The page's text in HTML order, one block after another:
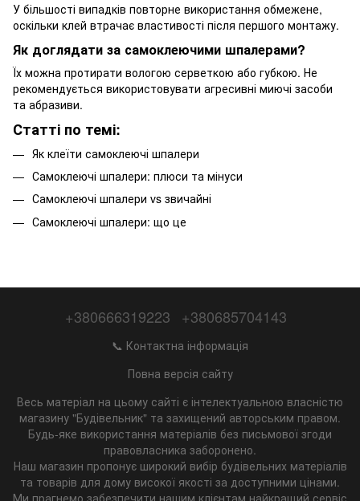
У більшості випадків повторне використання обмежене,
оскільки клей втрачає властивості після першого монтажу.
Як доглядати за самоклеючими шпалерами?
Їх можна протирати вологою серветкою або губкою. Не
рекомендується використовувати агресивні миючі засоби
та абразиви.
Статті по темі:
Як клеїти самоклеючі шпалери
Самоклеючі шпалери: плюси та мінуси
Самоклеючі шпалери vs звичайні
Самоклеючі шпалери: що це
+380666319223 +380685704143
📞 Контактна інформація
Повна версія сайту
Весь матеріал на цьому сайті є інтелектуальною власністю
магазину "Будівельник" та захищений авторським правом.
Будь-яке використання матеріалів без письмової згоди
правовласника заборонено.
Наш магазин пропонує широкий вибір будівельних матеріалів
та товарів для дому високої якості за доступними цінами.